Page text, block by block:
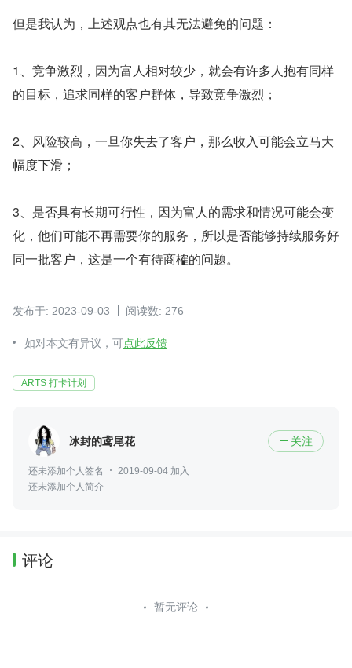
但是我认为，上述观点也有其无法避免的问题：
1、竞争激烈，因为富人相对较少，就会有许多人抱有同样
的目标，追求同样的客户群体，导致竞争激烈；
2、风险较高，一旦你失去了客户，那么收入可能会立马大
幅度下滑；
3、是否具有长期可行性，因为富人的需求和情况可能会变
化，他们可能不再需要你的服务，所以是否能够持续服务好
同一批客户，这是一个有待商榷的问题。
发布于: 2023-09-03 阅读数: 276
如对本文有异议，可点此反馈
ARTS 打卡计划
冰封的鸢尾花  关注
还未添加个人签名
2019-09-04 加入
还未添加个人简介
评论
暂无评论